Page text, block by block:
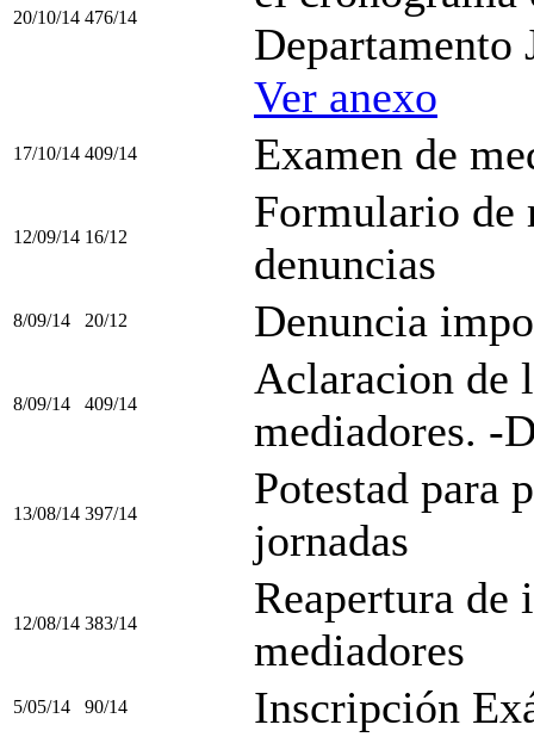
20/10/14 476/14
Departamento
Ver anexo
17/10/14 409/14 Examen de
12/09/14 16/12
Formulario de
denuncias
8/09/14 20/12 Denuncia
8/09/14 409/14
Aclaracion de
mediadores. -
13/08/14 397/14
Potestad para
jornadas
12/08/14 383/14
Reapertura de
mediadores
5/05/14 90/14 Inscripción